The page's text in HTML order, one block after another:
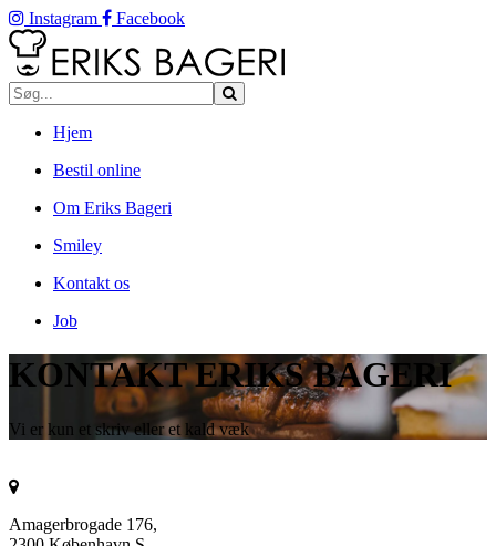
Instagram Facebook
Hjem
Bestil online
Om Eriks Bageri
Smiley
Kontakt os
Job
KONTAKT ERIKS BAGERI
Vi er kun et skriv eller et kald væk
Amagerbrogade 176,